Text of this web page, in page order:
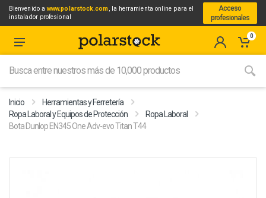
Bienvenido awww.polarstock.com, la herramienta online para el
instalador profesional
Acceso
profesionales
0
Inicio
Herramientas y Ferretería
Ropa Laboral y Equipos de Protección
Ropa Laboral
Bota Dunlop EN345 One Adv-evo Titan T44